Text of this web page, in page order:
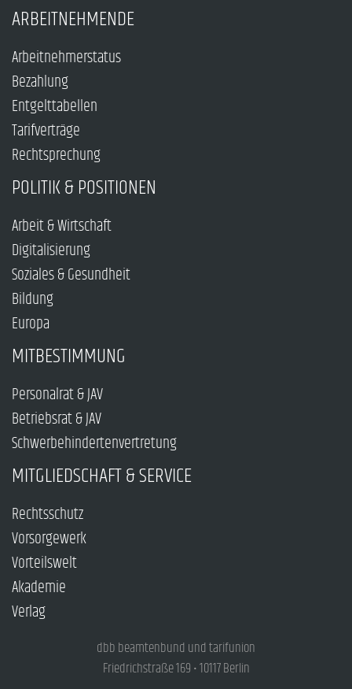
ARBEITNEHMENDE
Arbeitnehmerstatus
Bezahlung
Entgelttabellen
Tarifverträge
Rechtsprechung
POLITIK & POSITIONEN
Arbeit & Wirtschaft
Digitalisierung
Soziales & Gesundheit
Bildung
Europa
MITBESTIMMUNG
Personalrat & JAV
Betriebsrat & JAV
Schwerbehindertenvertretung
MITGLIEDSCHAFT & SERVICE
Rechtsschutz
Vorsorgewerk
Vorteilswelt
Akademie
Verlag
dbb beamtenbund und tarifunion
Friedrichstraße 169 • 10117 Berlin